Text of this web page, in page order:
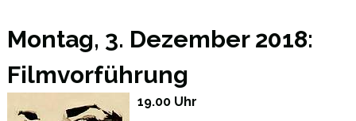
Montag, 3. Dezember 2018:
Filmvorführung
19.00 Uhr